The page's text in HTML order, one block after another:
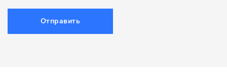
Отправить